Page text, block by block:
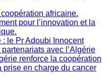
africaine.
pour l’innovation et la
le Pr Adoubi Innocent
avec l’Algérie
renforce la coopération
en charge du cancer